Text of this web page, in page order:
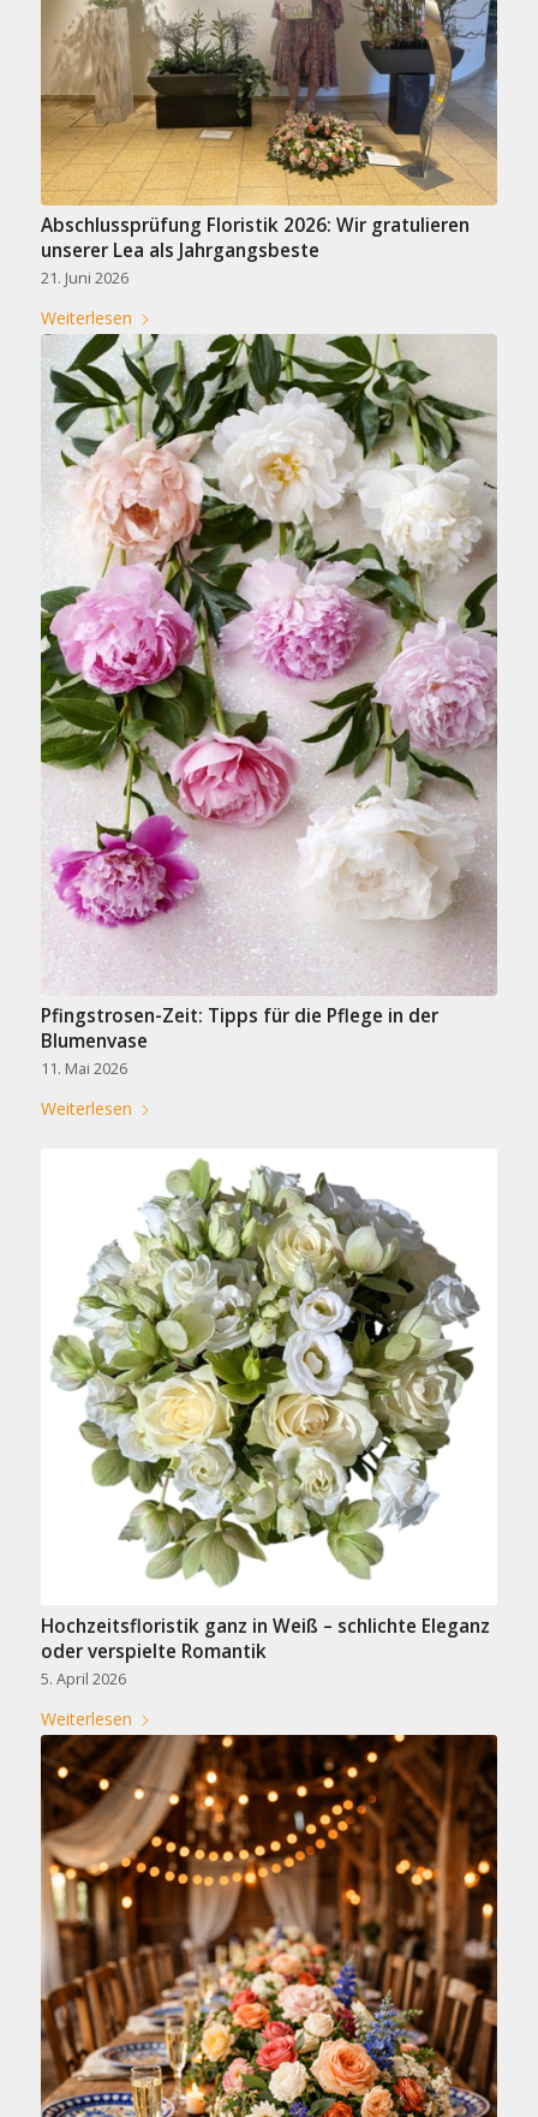
Abschlussprüfung Floristik 2026: Wir gratulieren
unserer Lea als Jahrgangsbeste
21. Juni 2026
Weiterlesen
Pfingstrosen-Zeit: Tipps für die Pflege in der
Blumenvase
11. Mai 2026
Weiterlesen
Hochzeitsfloristik ganz in Weiß – schlichte Eleganz
oder verspielte Romantik
5. April 2026
Weiterlesen